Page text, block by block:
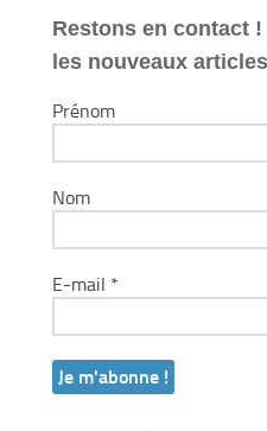
Restons en contact
les nouveaux
Prénom
Nom
E-mail *